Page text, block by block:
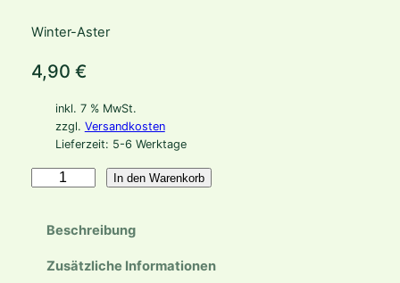
Winter-Aster
4,90 €
inkl. 7 % MwSt.
zzgl. Versandkosten
Lieferzeit: 5-6 Werktage
In den Warenkorb
Beschreibung
Zusätzliche Informationen